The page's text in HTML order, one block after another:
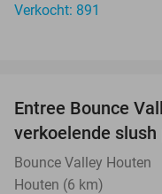
Verkocht: 891
Entree Bounce
verkoelende slush
Bounce Valley Houten
Houten (6 km)